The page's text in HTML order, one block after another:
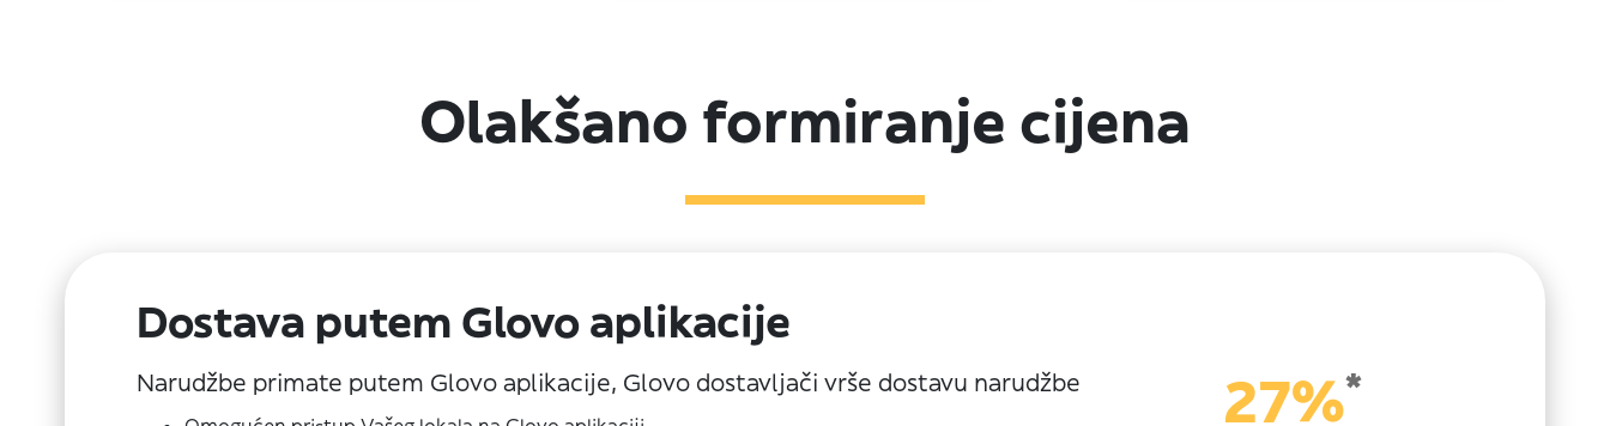
Olakšano formiranje cijena
Dostava putem Glovo aplikacije
Narudžbe primate putem Glovo aplikacije, Glovo dostavljači vrše dostavu narudžbe 27%*